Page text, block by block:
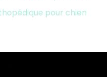
pour chien